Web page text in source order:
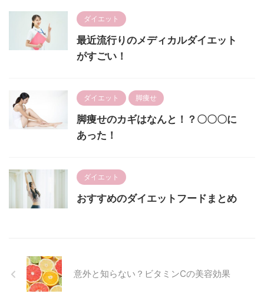
ダイエット
最近流行りのメディカルダイエット
がすごい！
ダイエット 脚痩せ
脚痩せのカギはなんと！？〇〇〇に
あった！
ダイエット
おすすめのダイエットフードまとめ
意外と知らない？ビタミンCの美容効果